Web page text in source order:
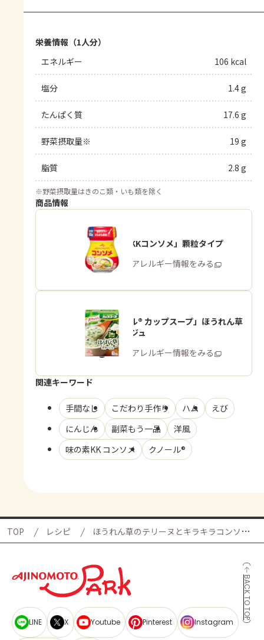
栄養情報（1人分）
エネルギー
106 kcal
塩分 1.4 g
たんぱく質 17.6 g
野菜摂取量※ 19 g
脂質 2.8 g
※野菜摂取量はきのこ類・いも類を除く
商品情報
「味の素KKコンソメ」顆粒タイプ
商品・アレルギー情報をみる
「クノール® カップスープ」ほうれん草
のポタージュ
商品・アレルギー情報をみる
関連キーワード
手間なし こだわり手作り ハム
えび
にんじん
副菜もう一品
洋風
味の素KK コンソメ
クノール®
TOP レシピ ほうれん草のテリーヌとキラキラコンソメジュレ
BACK TO TOP
LINE X Youtube Pinterest Instagram